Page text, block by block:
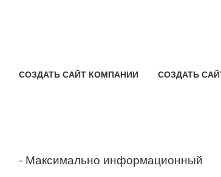
СОЗДАТЬ САЙТ КОМПАНИИ СОЗДАТЬ
- Максимально информационный